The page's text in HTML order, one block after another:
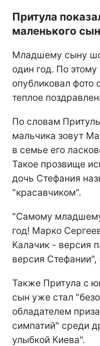
Притула
маленького
Младшему сыну
один год. По
опубликовал фото
теплое
По словам
мальчика зовут
в семье его
Такое прозвище
дочь Стефания
"красавчиком".
"Самому младшему
год! Марко
Калачик - версия
версия Стефании",
Также Притула с
сын уже стал
обладателем
симпатий" среди
улыбкой Киева".